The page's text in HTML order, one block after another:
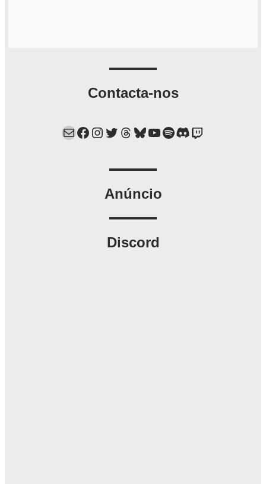
Contacta-nos
Mail Facebook Instagram Twitter Threads Bluesky YouTube Spotify Discord Twitch
Anúncio
Discord